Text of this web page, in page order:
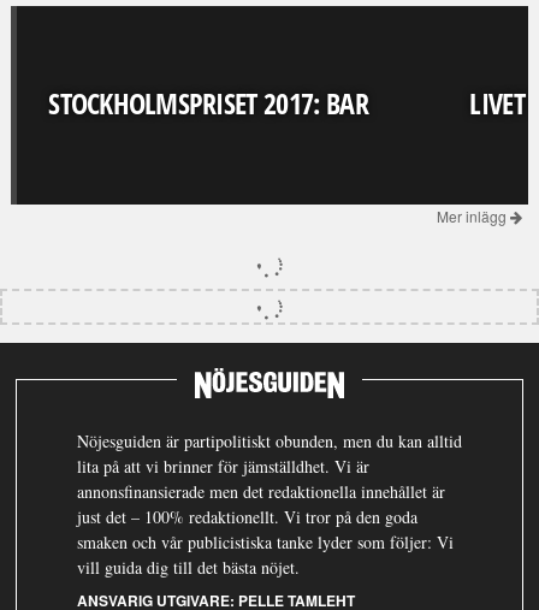
STOCKHOLMSPRISET 2017: BAR LIVET
Mer inlägg
Nöjesguiden är partipolitiskt obunden, men du kan alltid
lita på att vi brinner för jämställdhet. Vi är
annonsfinansierade men det redaktionella innehållet är
just det – 100% redaktionellt. Vi tror på den goda
smaken och vår publicistiska tanke lyder som följer: Vi
vill guida dig till det bästa nöjet.
ANSVARIG UTGIVARE: PELLE TAMLEHT